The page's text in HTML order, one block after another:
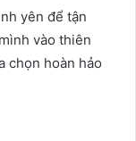
yên để tận
vào thiên
chọn hoàn hảo